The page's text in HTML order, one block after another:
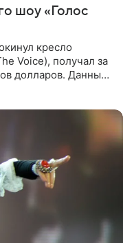
шоу «Голос
кресло
Voice), получал за
долларов. Данные